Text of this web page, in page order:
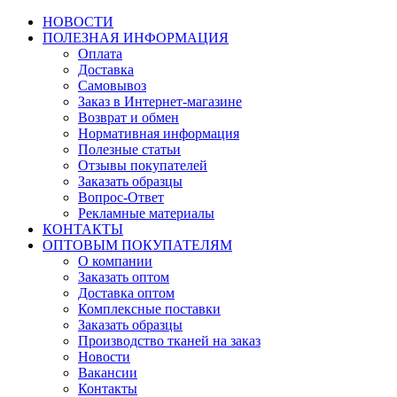
НОВОСТИ
ПОЛЕЗНАЯ ИНФОРМАЦИЯ
Оплата
Доставка
Самовывоз
Заказ в Интернет-магазине
Возврат и обмен
Нормативная информация
Полезные статьи
Отзывы покупателей
Заказать образцы
Вопрос-Ответ
Рекламные материалы
КОНТАКТЫ
ОПТОВЫМ ПОКУПАТЕЛЯМ
О компании
Заказать оптом
Доставка оптом
Комплексные поставки
Заказать образцы
Производство тканей на заказ
Новости
Вакансии
Контакты